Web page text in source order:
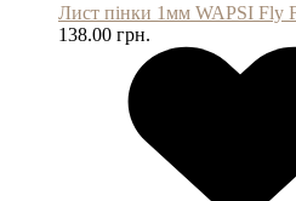
Лист пінки 1мм WAPSI Fly
138.00 грн.